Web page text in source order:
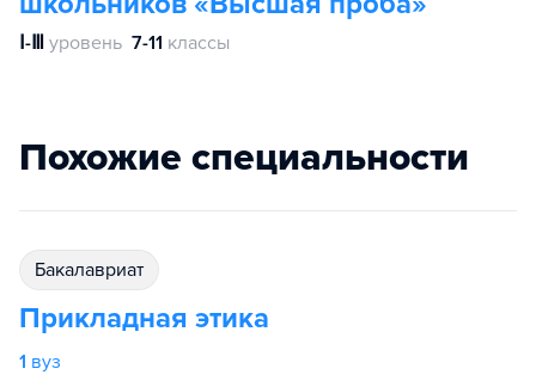
Ⅰ-Ⅲ уровень 7-11 классы
Похожие специальности
бакалавриат
Прикладная этика
1 вуз